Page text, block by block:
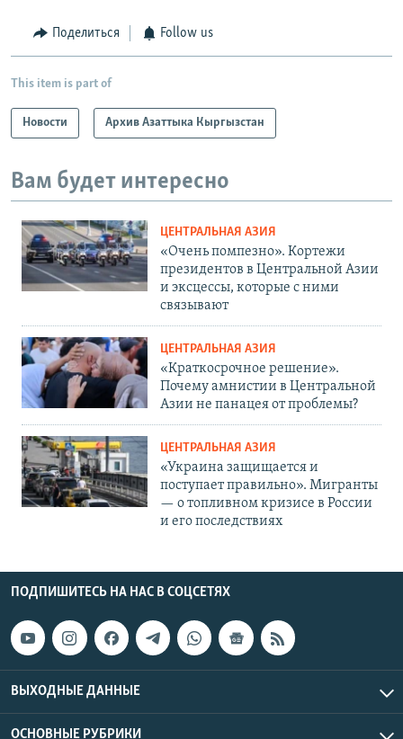
Поделиться Follow us
This item is part of
Новости Архив Азаттыка Кыргызстан
Вам будет интересно
ЦЕНТРАЛЬНАЯ АЗИЯ
«Очень помпезно». Кортежи
президентов в Центральной Азии
и эксцессы, которые с ними
связывают
ЦЕНТРАЛЬНАЯ АЗИЯ
«Краткосрочное решение».
Почему амнистии в Центральной
Азии не панацея от проблемы?
ЦЕНТРАЛЬНАЯ АЗИЯ
«Украина защищается и
поступает правильно». Мигранты
— о топливном кризисе в России
и его последствиях
ПОДПИШИТЕСЬ НА НАС В СОЦСЕТЯХ
ВЫХОДНЫЕ ДАННЫЕ
ОСНОВНЫЕ РУБРИКИ